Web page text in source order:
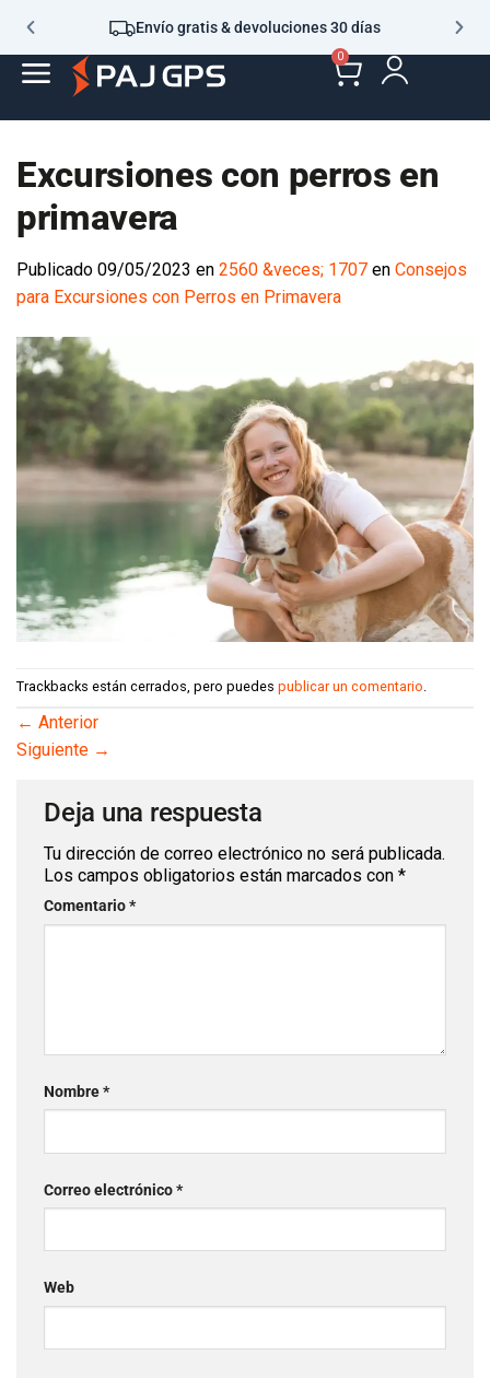
Envío gratis & devoluciones 30 días
0
Excursiones con perros en
primavera
Publicado 09/05/2023 en 2560 &veces; 1707 en Consejos
para Excursiones con Perros en Primavera
Trackbacks están cerrados, pero puedes publicar un comentario.
← Anterior
Siguiente →
Deja una respuesta
Tu dirección de correo electrónico no será publicada.
Los campos obligatorios están marcados con *
Comentario*
Nombre*
Correo electrónico*
Web